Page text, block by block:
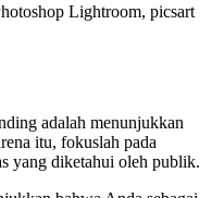
Lightroom, picsart
adalah menunjukkan
itu, fokuslah pada
yang diketahui oleh publik.